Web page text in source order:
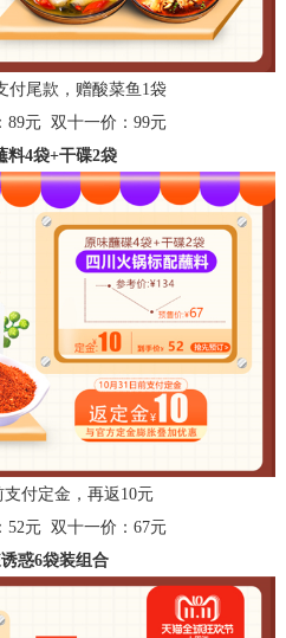
付尾款，赠酸菜鱼1袋
89元 双十一价：99元
料4袋+干碟2袋
支付定金，再返10元
52元 双十一价：67元
惑6袋装组合